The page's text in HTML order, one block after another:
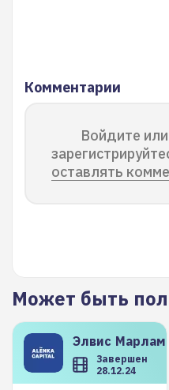
Комментарии
Войдите или
оставлять
Может быть
Элвис
Завершен
28.12.24